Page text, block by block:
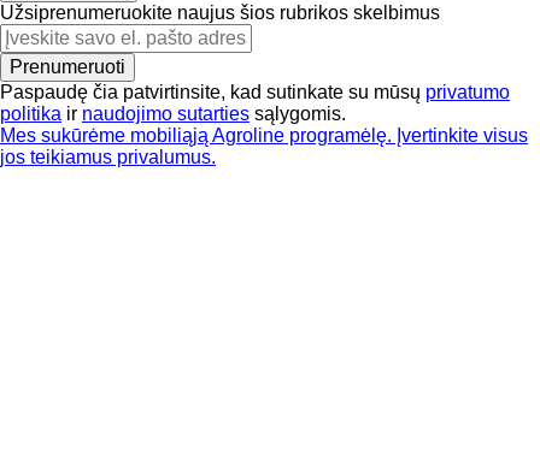
Užsiprenumeruokite naujus šios rubrikos skelbimus
Prenumeruoti
Paspaudę čia patvirtinsite, kad sutinkate su mūsų privatumo
politika ir naudojimo sutarties sąlygomis.
Mes sukūrėme mobiliąją Agroline programėlę. Įvertinkite visus
jos teikiamus privalumus.